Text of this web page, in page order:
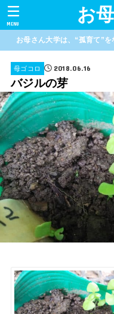
お
MENU
お母さん大学は、“孤育て”
母ゴコロ 2018.06.16
バジルの芽